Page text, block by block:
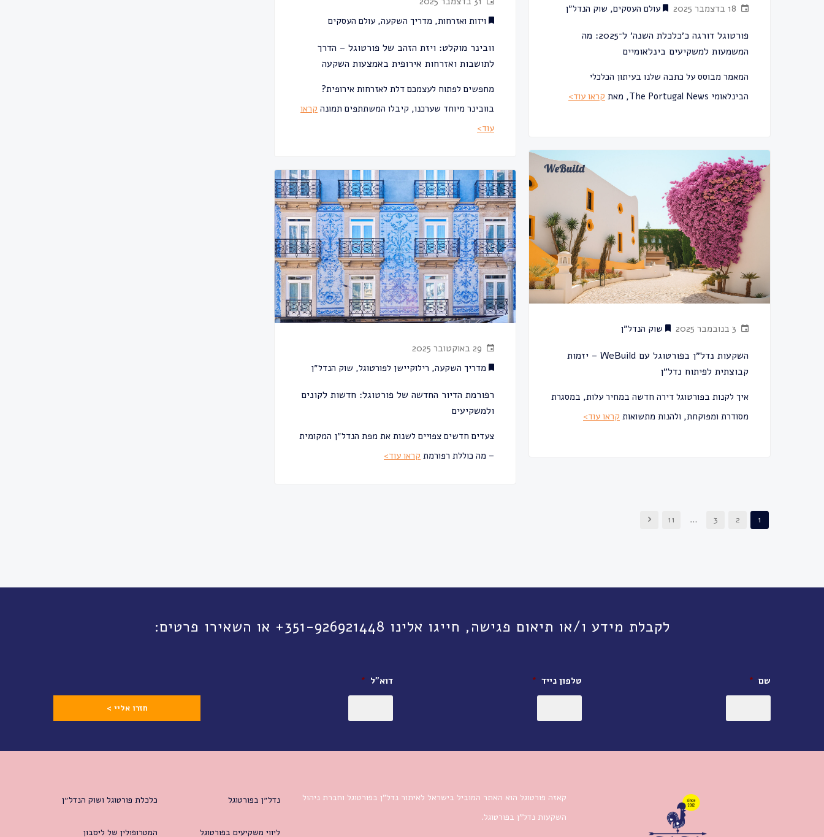
ויזות ואזרחות, מדריך השקעה, עולם העסקים
וובינר מוקלט: ויזת הזהב של פורטוגל – הדרך
לתושבות ואזרחות אירופית באמצעות השקעה
מחפשים לפתוח לעצמכם דלת לאזרחות אירופית?
בוובינר מיוחד שערכנו, קיבלו המשתתפים תמונה קראו
עוד>
עולם העסקים, שוק הנדל״ן
פורטוגל דורגה כ׳כלכלת השנה׳ ל־2025: מה
המשמעות למשקיעים בינלאומיים
המאמר מבוסס על כתבה שלנו בעיתון הכלכלי
הבינלאומי The Portugal News, מאת
קראו עוד>
שוק הנדל״ן
השקעות נדל״ן בפורטוגל עם WeBuild – יזמות
קבוצתית לפיתוח נדל״ן
איך לקנות בפורטוגל דירה חדשה במחיר עלות, במסגרת
מסודרת ומפוקחת, ולהנות מתשואות קראו עוד>
מדריך השקעה, רילוקיישן לפורטוגל, שוק הנדל״ן
רפורמת הדיור החדשה של פורטוגל: חדשות לקונים
ולמשקיעים
צעדים חדשים צפויים לשנות את מפת הנדל״ן המקומית
– מה כוללת רפורמת קראו עוד>
1
2
3
…
11
לקבלת מידע ו/או תיאום פגישה, חייגו אלינו 351-926921448+ או השאירו פרטים:
שם * טלפון נייד * דוא״ל *
חזרו אליי >
קאזה פורטוגל הוא האתר המוביל בישראל לאיתור נדל”ן בפורטוגל וחברת ניהול
השקעות נדל”ן בפורטוגל.
נדל״ן בפורטוגל
ליווי משקיעים בפורטוגל
כלכלת פורטוגל ושוק הנדל״ן
המטרופולין של ליסבון